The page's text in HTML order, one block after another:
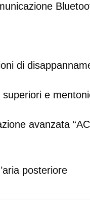
di
e
avanzata
posteriore